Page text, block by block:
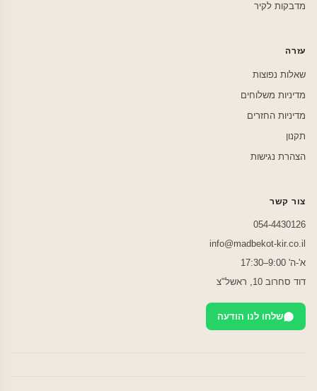
מדבקות לקיר
עזרה
שאלות נפוצות
מדיניות משלוחים
מדיניות החזרים
תקנון
הצהרת נגישות
צור קשר
054-4430126
info@madbekot-kir.co.il
א'-ה' 9:00–17:30
דוד סחרוב 10, ראשל"צ
שלחו לנו הודעה